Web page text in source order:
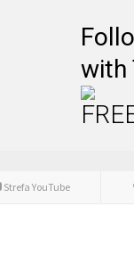
with
Strefa YouTube